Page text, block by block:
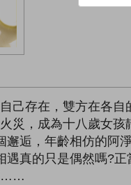
己存在，雙方在各
，成為十八歲女孩
逅，年齡相仿的阿
真的只是偶然嗎?
……